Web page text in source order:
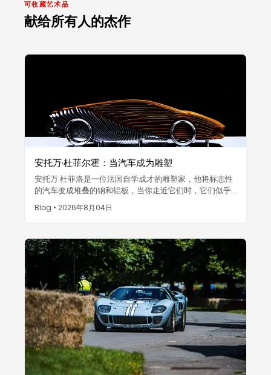
可收藏艺术品
献给所有人的杰作
安托万·杜菲尔霍：当汽车成为雕塑
安托万·杜菲洛是一位法国自学成才的雕塑家，他将标志性
的汽车变成堆叠的钢和铝板，当你走近它们时，它们似乎
在移动——汽车被视为艺术品。
Blog • 2026年8月04日